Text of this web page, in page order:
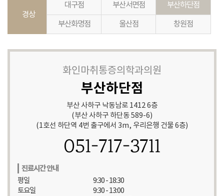
경상
대구점 부산서면점 부산하단점
부산화명점 울산점 창원점
화인마취통증의학과의원
부산하단점
부산 사하구 낙동남로 1412 6층
(부산 사하구 하단동 589-6)
(1호선 하단역 4번 출구에서 3m, 우리은행 건물 6층)
051-717-3711
진료시간 안내
평일
토요일
9:30 - 18:30
9:30 - 13:00